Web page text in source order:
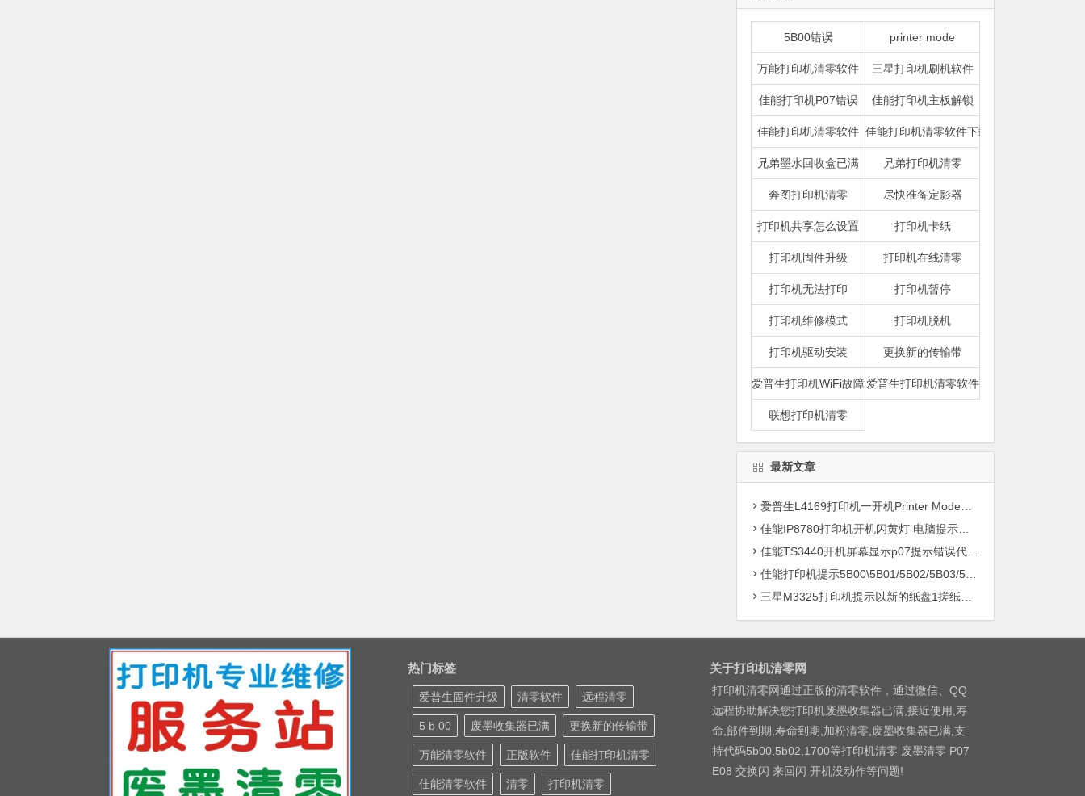
5B00错误 printer mode
万能打印机清零软件 三星打印机刷机软件
佳能打印机P07错误 佳能打印机主板解锁
佳能打印机清零软件 佳能打印机清零软件下载
兄弟墨水回收盒已满 兄弟打印机清零
奔图打印机清零 尽快准备定影器
打印机共享怎么设置 打印机卡纸
打印机固件升级 打印机在线清零
打印机无法打印 打印机暂停
打印机维修模式 打印机脱机
打印机驱动安装 更换新的传输带
爱普生打印机WiFi故障爱普生打印机清零软件
联想打印机清零
最新文章
爱普生L4169打印机一开机Printer Mode故障主板维修
佳能IP8780打印机开机闪黄灯 电脑提示错误5B00快速解决方案清零
佳能TS3440开机屏幕显示p07提示错误代码5B00快速解决方案 清零
佳能打印机提示5B00\5B01/5B02/5B03/5B04/5B11/5B12/5B13/5B14/1700/1702/1703/1704
三星M3325打印机提示以新的纸盘1搓纸轮进行更换
热门标签
爱普生固件升级 清零软件 远程清零
5 b 00 废墨收集器已满 更换新的传输带
万能清零软件 正版软件 佳能打印机清零
佳能清零软件 清零 打印机清零
关于打印机清零网
打印机清零网通过正版的清零软件，通过微信、QQ
远程协助解决您打印机废墨收集器已满,接近使用,寿
命,部件到期,寿命到期,加粉清零,废墨收集器已满,支
持代码5b00,5b02,1700等打印机清零 废墨清零 P07
E08 交换闪 来回闪 开机没动作等问题!